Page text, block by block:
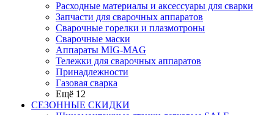
Расходные материалы и аксессуары для сварки
Запчасти для сварочных аппаратов
Сварочные горелки и плазмотроны
Сварочные маски
Аппараты MIG-MAG
Тележки для сварочных аппаратов
Принадлежности
Газовая сварка
Ещё 12
СЕЗОННЫЕ СКИДКИ